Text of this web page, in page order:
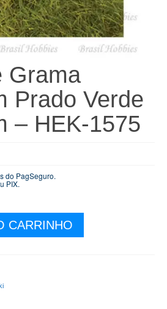
Grama
Prado Verde
– HEK-1575
do PagSeguro.
PIX.
CARRINHO